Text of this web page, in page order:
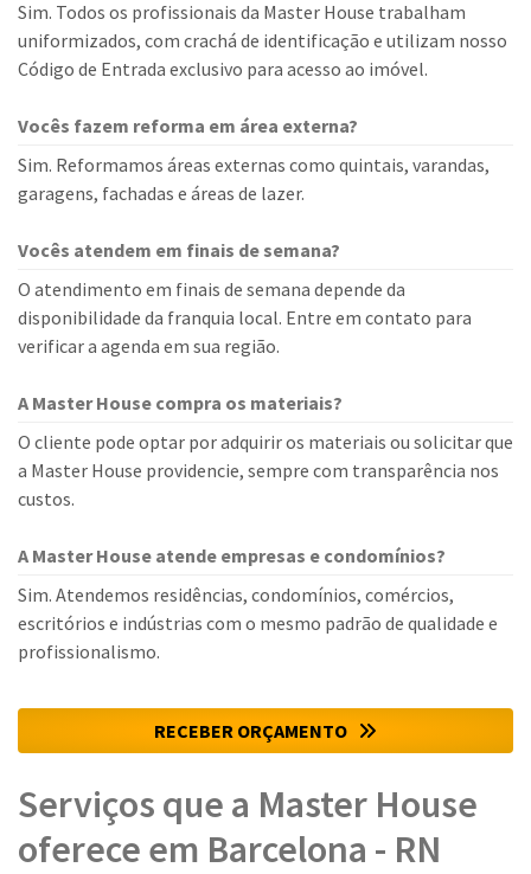
Sim. Todos os profissionais da Master House trabalham
uniformizados, com crachá de identificação e utilizam nosso
Código de Entrada exclusivo para acesso ao imóvel.
Vocês fazem reforma em área externa?
Sim. Reformamos áreas externas como quintais, varandas,
garagens, fachadas e áreas de lazer.
Vocês atendem em finais de semana?
O atendimento em finais de semana depende da
disponibilidade da franquia local. Entre em contato para
verificar a agenda em sua região.
A Master House compra os materiais?
O cliente pode optar por adquirir os materiais ou solicitar que
a Master House providencie, sempre com transparência nos
custos.
A Master House atende empresas e condomínios?
Sim. Atendemos residências, condomínios, comércios,
escritórios e indústrias com o mesmo padrão de qualidade e
profissionalismo.
RECEBER ORÇAMENTO
Serviços que a Master House
oferece em Barcelona - RN